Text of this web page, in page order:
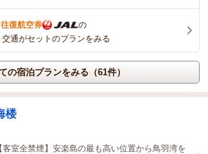
往復航空券
の
通がセットのプランをみる
の宿泊プランをみる（61件）
楼
【客室全禁煙】安楽島の最も高い位置から鳥羽湾を